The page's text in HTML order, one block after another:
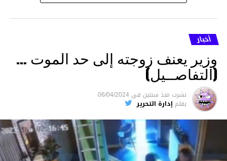
أخبار
وزير يعنف زوجته إلى حد الموت …
(التفاصــيل)
نشرت منذ سنتين فى 06/04/2024
بقلم إدارة التحرير